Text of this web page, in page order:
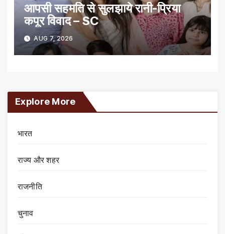
आपसी सहमति से सुलझाये रानी-प्रिया
कपूर विवाद – SC
AUG 7, 2026
Explore More
भारत
राज्य और शहर
राजनीति
चुनाव